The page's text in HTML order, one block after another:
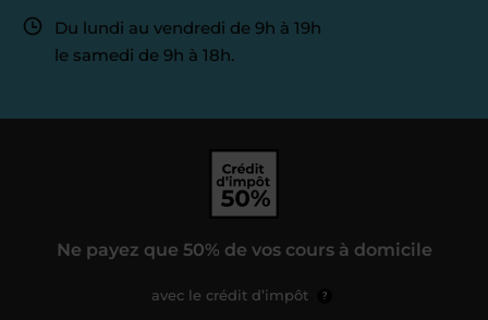
Du lundi au vendredi de 9h à 19h
le samedi de 9h à 18h.
Ne payez que 50% de vos cours à domicile
avec le crédit d’impôt ?